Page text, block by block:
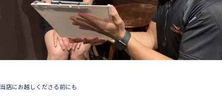
当店にお越しくださる前にも